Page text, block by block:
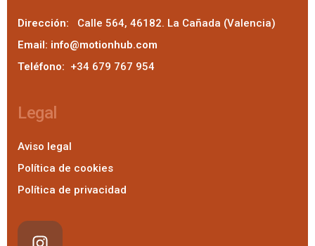
Dirección:
Calle 564, 46182. La Cañada (Valencia)
Email: info@motionhub.com
Teléfono: +34 679 767 954
Legal
Aviso legal
Política de cookies
Política de privacidad